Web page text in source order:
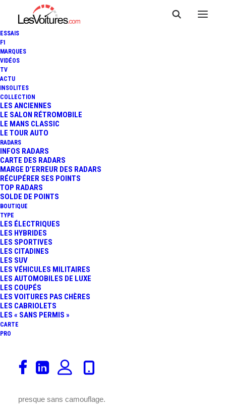
ESSAIS
F1
MARQUES
VIDÉOS
TV
ACTU
INSOLITES
COLLECTION
LES ANCIENNES
LE SALON RÉTROMOBILE
LE MANS CLASSIC
LE TOUR AUTO
RADARS
INFOS RADARS
CARTE DES RADARS
MARGE D’ERREUR DES RADARS
RÉCUPÉRER SES POINTS
TOP RADARS
SOLDE DE POINTS
BOUTIQUE
TYPE
LES ÉLECTRIQUES
LES HYBRIDES
LES SPORTIVES
LES CITADINES
LES SUV
LES VÉHICULES MILITAIRES
LES AUTOMOBILES DE LUXE
LES COUPÉS
LES VOITURES PAS CHÈRES
LES CABRIOLETS
LES « SANS PERMIS »
CARTE
PRO
SUR LES ROUTES ET
PRESQUE SANS
1 Minutes
Elle sera présentée le 14 septembre à Francfort mais une
simple recherche sur Instagram avec #Q30 permet déjà
presque sans camouflage.